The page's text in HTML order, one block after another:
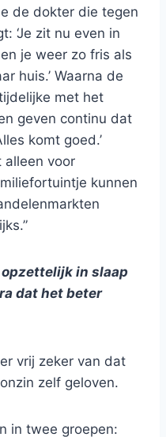
de dokter die tegen
‘Je zit nu even in
je weer zo fris als
huis.’ Waarna de
met het
geven continu dat
komt goed.’
alleen voor
kunnen
opzettelijk in slaap
dat het beter
vrij zeker van dat
zelf geloven.
in twee groepen: